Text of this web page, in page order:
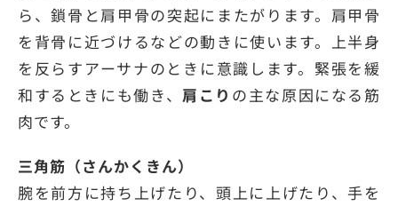
ら、鎖骨と肩甲骨の突起にまたがります。肩甲骨
を背骨に近づけるなどの動きに使います。上半身
を反らすアーサナのときに意識します。緊張を緩
和するときにも働き、 肩こり の主な原因になる筋
肉です。
三角筋（さんかくきん）
腕を前方に持ち上げたり、頭上に上げたり、手を